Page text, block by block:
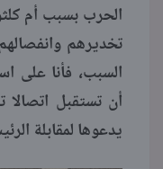
الحرب بسبب أم
تخديرهم
السبب، فأنا على
أن تستقبل اتصالا
يدعوها لمقابلة